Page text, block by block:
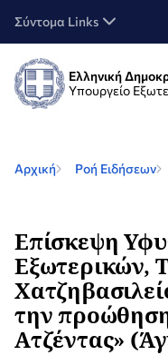
Σύντομα Links
Ελληνική
Υπουργείο
Αρχική Ροή Ειδήσεων
Επίσκεψη
Εξωτερικών,
την
Ατζέντας»